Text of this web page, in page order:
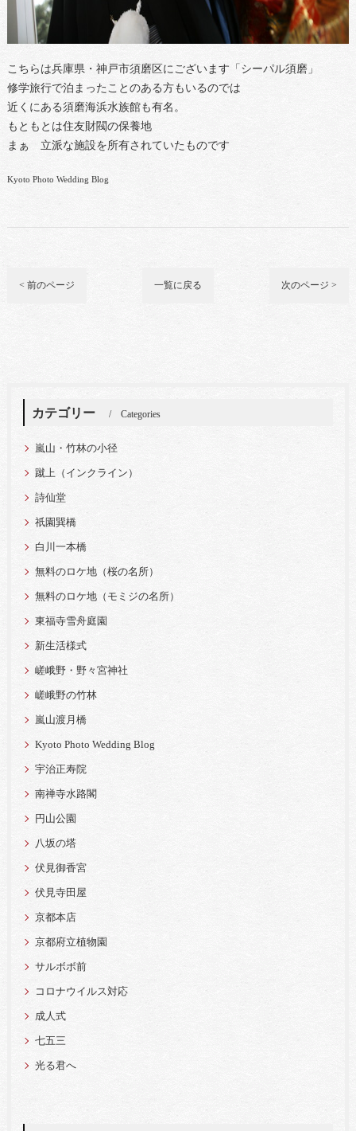
こちらは兵庫県・神戸市須磨区にございます「シーパル須磨」
修学旅行で泊まったことのある方もいるのでは
近くにある須磨海浜水族館も有名。
もともとは住友財閥の保養地
まぁ 立派な施設を所有されていたものです
Kyoto Photo Wedding Blog
< 前のページ 一覧に戻る 次のページ >
カテゴリー Categories
嵐山・竹林の小径
蹴上（インクライン）
詩仙堂
祇園巽橋
白川一本橋
無料のロケ地（桜の名所）
無料のロケ地（モミジの名所）
東福寺雪舟庭園
新生活様式
嵯峨野・野々宮神社
嵯峨野の竹林
嵐山渡月橋
Kyoto Photo Wedding Blog
宇治正寿院
南禅寺水路閣
円山公園
八坂の塔
伏見御香宮
伏見寺田屋
京都本店
京都府立植物園
サルボボ前
コロナウイルス対応
成人式
七五三
光る君へ